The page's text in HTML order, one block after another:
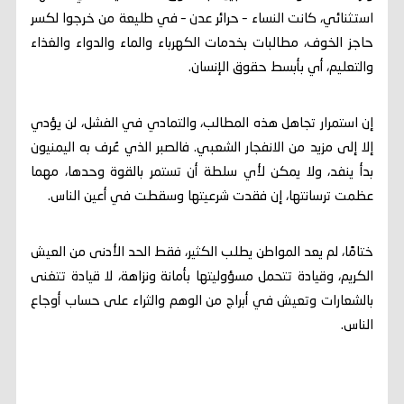
استثنائي، كانت النساء – حرائر عدن – في طليعة من خرجوا لكسر
حاجز الخوف، مطالبات بخدمات الكهرباء والماء والدواء والغذاء
والتعليم، أي بأبسط حقوق الإنسان.
إن استمرار تجاهل هذه المطالب، والتمادي في الفشل، لن يؤدي
إلا إلى مزيد من الانفجار الشعبي. فالصبر الذي عُرف به اليمنيون
بدأ ينفد، ولا يمكن لأي سلطة أن تستمر بالقوة وحدها، مهما
عظمت ترسانتها، إن فقدت شرعيتها وسقطت في أعين الناس.
ختامًا، لم يعد المواطن يطلب الكثير، فقط الحد الأدنى من العيش
الكريم، وقيادة تتحمل مسؤوليتها بأمانة ونزاهة، لا قيادة تتغنى
بالشعارات وتعيش في أبراج من الوهم والثراء على حساب أوجاع
الناس.